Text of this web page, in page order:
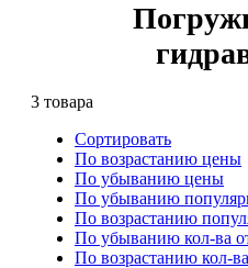
3 товара
Сортировать
По возрастанию цены
По убыванию цены
По убыванию
По возрастанию
По убыванию кол-ва
По возрастанию кол-